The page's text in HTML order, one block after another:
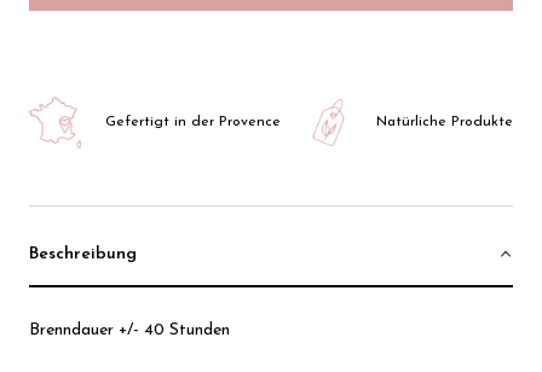
Gefertigt in der Provence Natürliche Produkte
Beschreibung
Brenndauer +/- 40 Stunden